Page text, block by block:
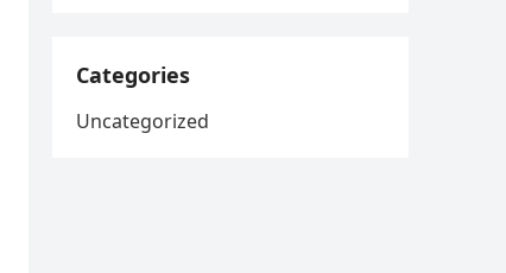
Categories
Uncategorized